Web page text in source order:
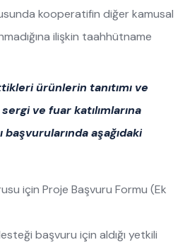
kooperatifin diğer kamusal
ilişkin taahhütname
ürünlerin tanıtımı ve
ve fuar katılımlarına
aşağıdaki
için Proje Başvuru Formu (Ek
başvuru için aldığı yetkili